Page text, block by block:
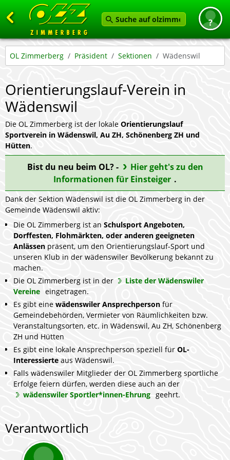
Zurück
Startseite
News
Termine
Angebot
Karten
Service
Feedback geben
OL Zimmerberg Präsident Sektionen Wädenswil
Orientierungslauf-Verein in
Wädenswil
Die OL Zimmerberg ist der lokale Orientierungslauf
Sportverein in Wädenswil, Au ZH, Schönenberg ZH und
Hütten.
Bist du neu beim OL? -
Hier geht's zu den
Informationen für Einsteiger .
Dank der Sektion Wädenswil ist die OL Zimmerberg in der
Gemeinde Wädenswil aktiv:
Die OL Zimmerberg ist an Schulsport Angeboten,
Dorffesten, Flohmärkten, oder anderen geeigneten
Anlässen präsent, um den Orientierungslauf-Sport und
unseren Klub in der wädenswiler Bevölkerung bekannt zu
machen.
Die OL Zimmerberg ist in der
Liste der Wädenswiler
Vereine eingetragen.
Es gibt eine wädenswiler Ansprechperson für
Gemeindebehörden, Vermieter von Räumlichkeiten bzw.
Veranstaltungsorten, etc. in Wädenswil, Au ZH, Schönenberg
ZH und Hütten
Es gibt eine lokale Ansprechperson speziell für OL-
Interessierte aus Wädenswil.
Falls wädenswiler Mitglieder der OL Zimmerberg sportliche
Erfolge feiern dürfen, werden diese auch an der
wädenswiler Sportler*innen-Ehrung geehrt.
Verantwortlich